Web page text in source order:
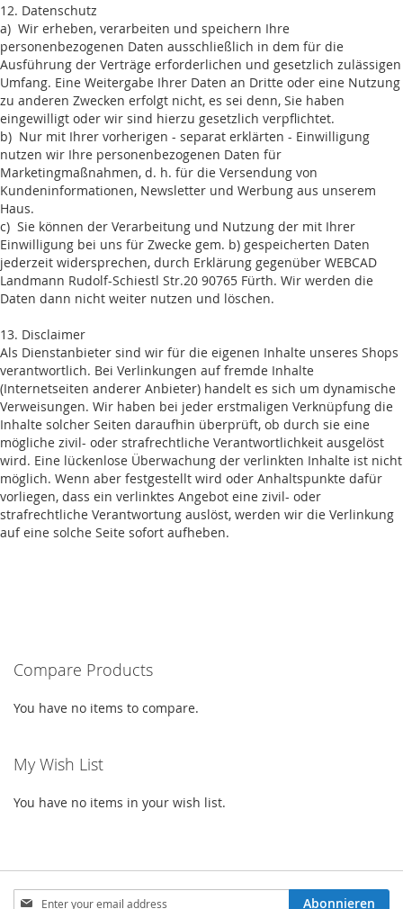
12. Datenschutz
a) Wir erheben, verarbeiten und speichern Ihre
personenbezogenen Daten ausschließlich in dem für die
Ausführung der Verträge erforderlichen und gesetzlich zulässigen
Umfang. Eine Weitergabe Ihrer Daten an Dritte oder eine Nutzung
zu anderen Zwecken erfolgt nicht, es sei denn, Sie haben
eingewilligt oder wir sind hierzu gesetzlich verpflichtet.
b) Nur mit Ihrer vorherigen - separat erklärten - Einwilligung
nutzen wir Ihre personenbezogenen Daten für
Marketingmaßnahmen, d. h. für die Versendung von
Kundeninformationen, Newsletter und Werbung aus unserem
Haus.
c) Sie können der Verarbeitung und Nutzung der mit Ihrer
Einwilligung bei uns für Zwecke gem. b) gespeicherten Daten
jederzeit widersprechen, durch Erklärung gegenüber WEBCAD
Landmann Rudolf-Schiestl Str.20 90765 Fürth. Wir werden die
Daten dann nicht weiter nutzen und löschen.
13. Disclaimer
Als Dienstanbieter sind wir für die eigenen Inhalte unseres Shops
verantwortlich. Bei Verlinkungen auf fremde Inhalte
(Internetseiten anderer Anbieter) handelt es sich um dynamische
Verweisungen. Wir haben bei jeder erstmaligen Verknüpfung die
Inhalte solcher Seiten daraufhin überprüft, ob durch sie eine
mögliche zivil- oder strafrechtliche Verantwortlichkeit ausgelöst
wird. Eine lückenlose Überwachung der verlinkten Inhalte ist nicht
möglich. Wenn aber festgestellt wird oder Anhaltspunkte dafür
vorliegen, dass ein verlinktes Angebot eine zivil- oder
strafrechtliche Verantwortung auslöst, werden wir die Verlinkung
auf eine solche Seite sofort aufheben.
Compare Products
You have no items to compare.
My Wish List
You have no items in your wish list.
Sign
Abonnieren